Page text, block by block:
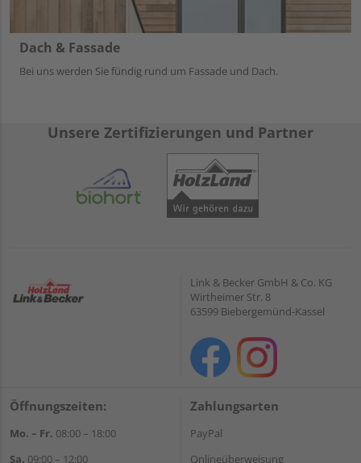
Dach & Fassade
Bei uns werden Sie fündig rund um Fassade und Dach.
Unsere Zertifizierungen und Partner
Link & Becker GmbH & Co. KG
Wirtheimer Str. 8
63599 Biebergemünd-Kassel
Öffnungszeiten:
Mo. – Fr. 08:00 – 18:00
Sa. 09:00 – 12:00
Zahlungsarten
PayPal
Onlineüberweisung